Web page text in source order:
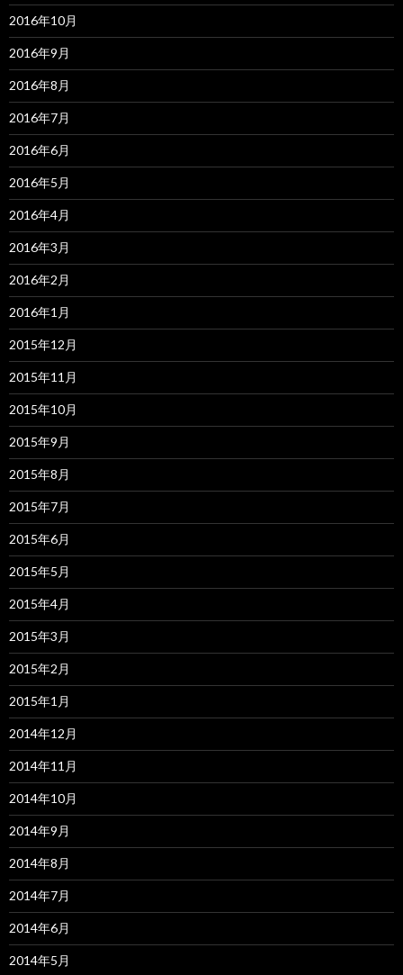
2016年10月
2016年9月
2016年8月
2016年7月
2016年6月
2016年5月
2016年4月
2016年3月
2016年2月
2016年1月
2015年12月
2015年11月
2015年10月
2015年9月
2015年8月
2015年7月
2015年6月
2015年5月
2015年4月
2015年3月
2015年2月
2015年1月
2014年12月
2014年11月
2014年10月
2014年9月
2014年8月
2014年7月
2014年6月
2014年5月